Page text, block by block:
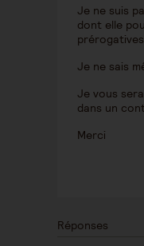
Je ne suis
dont elle
Je ne sais
Je vous
dans un
Merci
Réponses